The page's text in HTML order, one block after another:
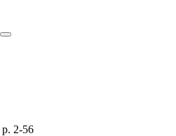
2-56